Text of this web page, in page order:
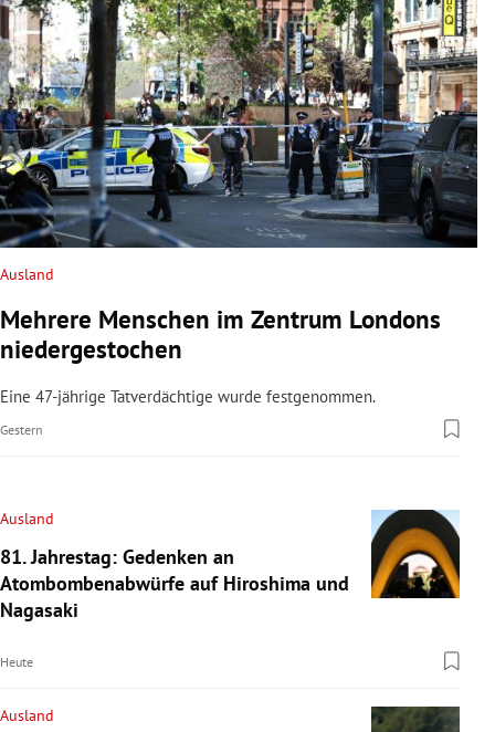
Ausland
Mehrere Menschen im Zentrum Londons
niedergestochen
Eine 47-jährige Tatverdächtige wurde festgenommen.
Gestern
Ausland
81. Jahrestag: Gedenken an
Atombombenabwürfe auf Hiroshima und
Nagasaki
Heute
Ausland